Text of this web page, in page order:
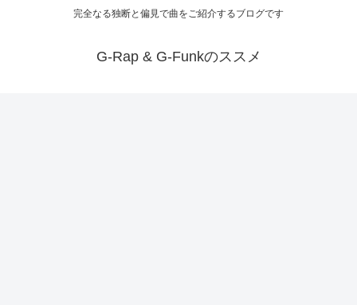
完全なる独断と偏見で曲をご紹介するブログです
G-Rap & G-Funkのススメ